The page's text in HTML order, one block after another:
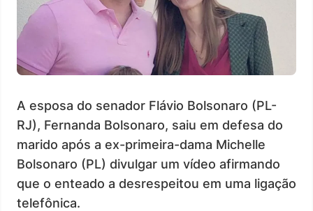
A esposa do senador Flávio Bolsonaro (PL-
RJ), Fernanda Bolsonaro, saiu em defesa do
marido após a ex-primeira-dama Michelle
Bolsonaro (PL) divulgar um vídeo afirmando
que o enteado a desrespeitou em uma ligação
telefônica.